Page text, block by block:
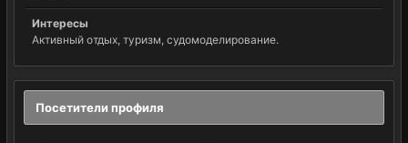
Интересы
Активный отдых, туризм, судомоделирование.
Посетители профиля